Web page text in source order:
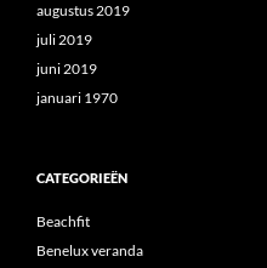
augustus 2019
juli 2019
juni 2019
januari 1970
CATEGORIEËN
Beachfit
Benelux veranda